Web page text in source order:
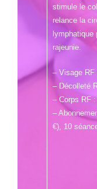
stimule le
relance la
lymphatique
rajeunie.
– Visage RF
– Décolleté
– Corps RF
–
€), 10